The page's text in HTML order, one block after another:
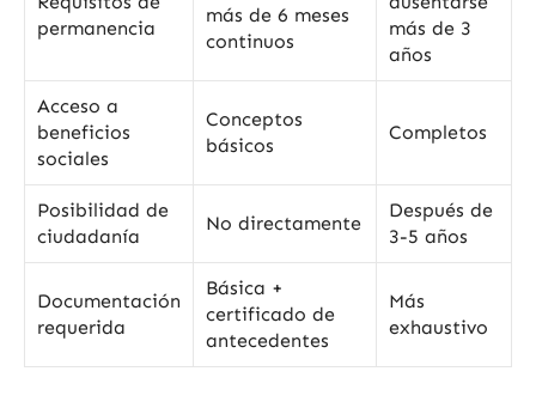
permanencia
más de 6 meses
continuos
más de 3
años
Acceso a
beneficios
sociales
Conceptos
básicos
Completos
Posibilidad de
ciudadanía
No directamente
Después de
3-5 años
Documentación
requerida
Básica +
certificado de
antecedentes
Más
exhaustivo